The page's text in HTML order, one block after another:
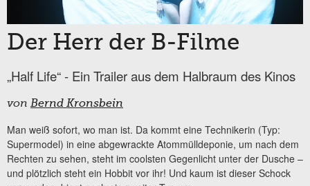
Der Herr der B-Filme
„Half Life“ - Ein Trailer aus dem Halbraum des Kinos
von Bernd Kronsbein
Man weiß sofort, wo man ist. Da kommt eine Technikerin (Typ:
Supermodel) in eine abgewrackte Atommülldeponie, um nach dem
Rechten zu sehen, steht im coolsten Gegenlicht unter der Dusche –
und plötzlich steht ein Hobbit vor ihr! Und kaum ist dieser Schock